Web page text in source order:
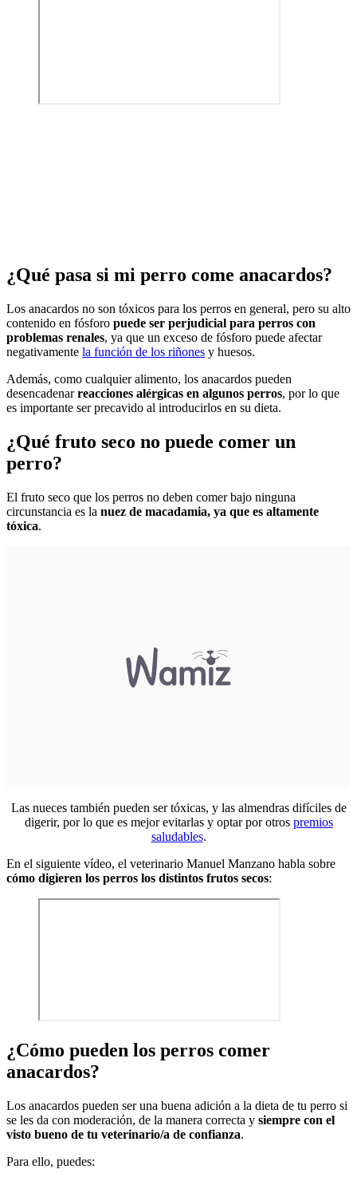
¿Qué pasa si mi perro come anacardos?
Los anacardos no son tóxicos para los perros en general, pero su alto
contenido en fósforo puede ser perjudicial para perros con
problemas renales, ya que un exceso de fósforo puede afectar
negativamente la función de los riñones y huesos.
Además, como cualquier alimento, los anacardos pueden
desencadenarreacciones alérgicas en algunos perros, por lo que
es importante ser precavido al introducirlos en su dieta.
¿Qué fruto seco no puede comer un
perro?
El fruto seco que los perros no deben comer bajo ninguna
circunstancia es la nuez de macadamia, ya que es altamente
tóxica.
Las nueces también pueden ser tóxicas, y las almendras difíciles de
digerir, por lo que es mejor evitarlas y optar por otros premios
saludables.
En el siguiente vídeo, el veterinario Manuel Manzano habla sobre
cómo digieren los perros los distintos frutos secos:
¿Cómo pueden los perros comer
anacardos?
Los anacardos pueden ser una buena adición a la dieta de tu perro si
se les da con moderación, de la manera correcta y siempre con el
visto bueno de tu veterinario/a de confianza.
Para ello, puedes: